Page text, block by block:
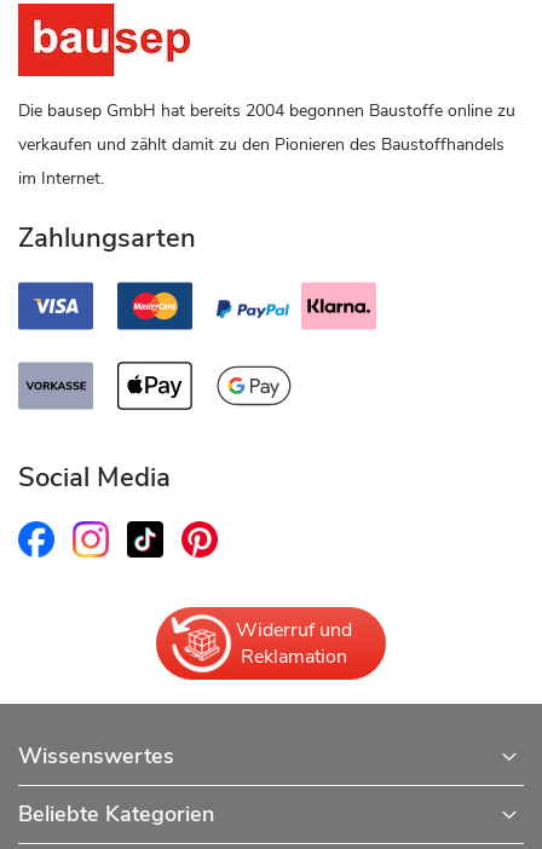
Die bausep GmbH hat bereits 2004 begonnen Baustoffe online zu
verkaufen und zählt damit zu den Pionieren des Baustoffhandels
im Internet.
Zahlungsarten
Social Media
Widerruf und
Reklamation
Wissenswertes
Beliebte Kategorien